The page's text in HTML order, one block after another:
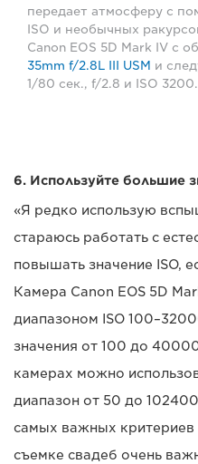
передает атмосферу с
ISO и необычных
Canon EOS 5D Mark IV с
35mm f/2.8L III USM и
1/80 сек., f/2.8 и ISO
6. Используйте большие
«Я редко использую
стараюсь работать с
повышать значение ISO,
Камера Canon EOS 5D
диапазоном ISO
значения от 100 до
камерах можно
диапазон от 50 до
самых важных
съемке свадеб очень